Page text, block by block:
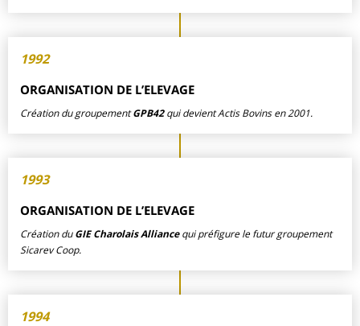
1992
ORGANISATION DE L’ELEVAGE
Création du groupementGPB42qui devient Actis Bovins en 2001.
1993
ORGANISATION DE L’ELEVAGE
Création duGIE Charolais Alliancequi préfigure le futur groupement
Sicarev Coop.
1994